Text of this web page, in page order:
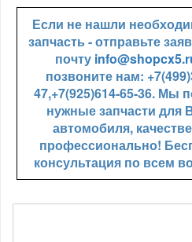
Если не нашли
запчасть - отправьте
почту
позвоните нам:
47,+7(925)614-65-36. Мы
нужные запчасти для
автомобиля,
профессионально!
консультация по всем